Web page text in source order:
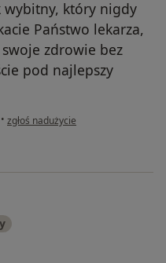
wybitny, który nigdy
Państwo lekarza,
zdrowie bez
pod najlepszy
• w opinii użytkownika Grzegorz
zgłoś nadużycie